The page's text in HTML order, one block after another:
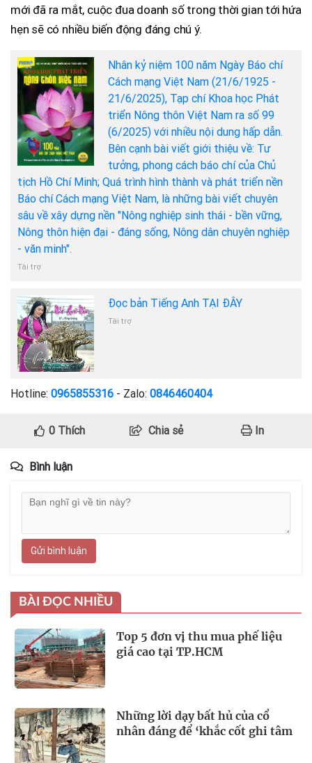
mới đã ra mắt, cuộc đua doanh số trong thời gian tới hứa
hẹn sẽ có nhiều biến động đáng chú ý.
Nhân kỷ niệm 100 năm Ngày Báo chí
Cách mạng Việt Nam (21/6/1925 -
21/6/2025), Tạp chí Khoa học Phát
triển Nông thôn Việt Nam ra số 99
(6/2025) với nhiều nội dung hấp dẫn.
Bên cạnh bài viết giới thiệu về: Tư
tưởng, phong cách báo chí của Chủ
tịch Hồ Chí Minh; Quá trình hình thành và phát triển nền
Báo chí Cách mạng Việt Nam, là những bài viết chuyên
sâu về xây dựng nền "Nông nghiệp sinh thái - bền vững,
Nông thôn hiện đại - đáng sống, Nông dân chuyên nghiệp
- văn minh".
Tài trợ
Đọc bản Tiếng Anh TẠI ĐÂY
Tài trợ
Hotline: 0965855316 - Zalo: 0846460404
0Thích Chia sẻ In
Bình luận
Gửi bình luận
BÀI ĐỌC NHIỀU
Top 5 đơn vị thu mua phế liệu
giá cao tại TP.HCM
Những lời dạy bất hủ của cổ
nhân đáng để ‘khắc cốt ghi tâm